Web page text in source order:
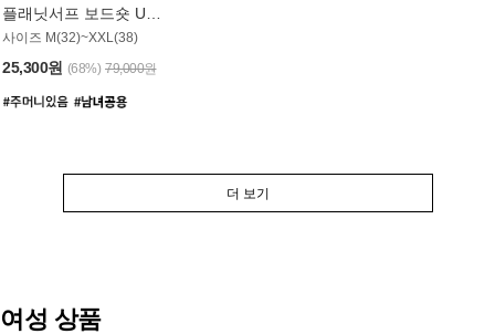
플래닛서프 보드숏 UMB008YPS
사이즈 M(32)~XXL(38)
25,300원 (68%) 79,000원
더 보기
여성 상품